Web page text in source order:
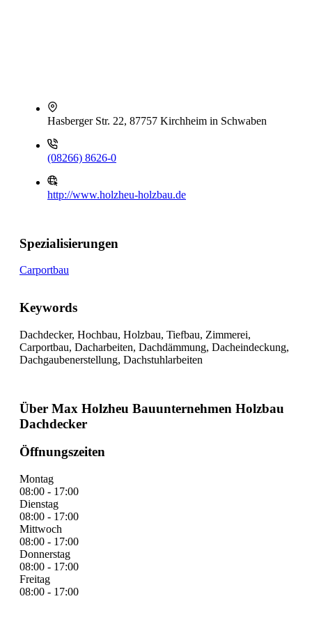
Hasberger Str. 22, 87757 Kirchheim in Schwaben
(08266) 8626-0
http://www.holzheu-holzbau.de
Spezialisierungen
Carportbau
Keywords
Dachdecker, Hochbau, Holzbau, Tiefbau, Zimmerei,
Carportbau, Dacharbeiten, Dachdämmung, Dacheindeckung,
Dachgaubenerstellung, Dachstuhlarbeiten
Über Max Holzheu Bauunternehmen Holzbau
Dachdecker
Öffnungszeiten
Montag
08:00 - 17:00
Dienstag
08:00 - 17:00
Mittwoch
08:00 - 17:00
Donnerstag
08:00 - 17:00
Freitag
08:00 - 17:00